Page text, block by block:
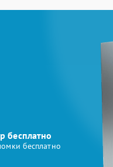
бесплатно
бесплатно